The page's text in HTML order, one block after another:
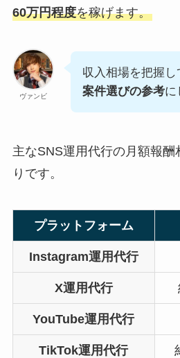
60万円程度を稼げます。
ヴァンビ
収入相場を把握し
案件選びの参考に
主なSNS運用代行の月額報酬
りです。
プラットフォーム
Instagram運用代行
X運用代行
YouTube運用代行
TikTok運用代行